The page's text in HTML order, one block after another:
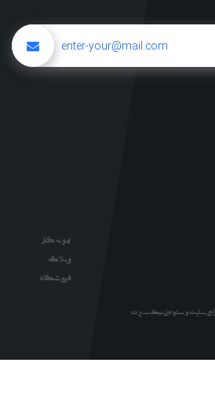
نمونه کار
وبلاگ
فروشگاه
سایت و سئو : علی نیک سیرت